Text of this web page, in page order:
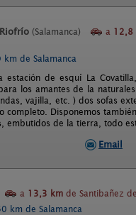
(Salamanca) a 12,8
km de Salamanca
de esquí La
los amantes de la
vajilla, etc. ) dos sofas
completo. Disponemos
embutidos de la tierra, todo
Email
a 13,3 km de Santibañez
km de Salamanca